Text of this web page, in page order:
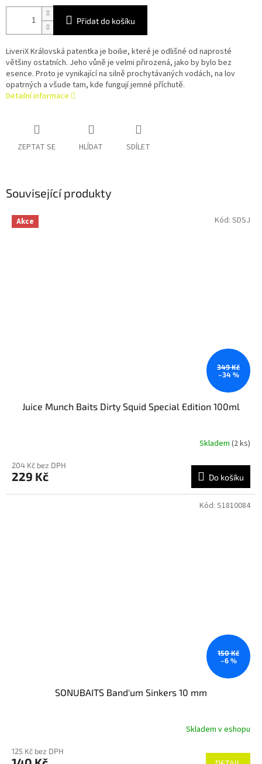
Přidat do košíku
LiveriX Královská patentka je boilie, které je odlišné od naprosté
většiny ostatních. Jeho vůně je velmi přirozená, jako by bylo bez
esence. Proto je vynikající na silně prochytávaných vodách, na lov
opatrných a všude tam, kde fungují jemné příchutě.
Detailní informace
ZEPTAT SE HLÍDAT SDÍLET
Související produkty
Akce
349 Kč
–34 %
Juice Munch Baits Dirty Squid Special Edition 100ml
Skladem (2 ks)
204 Kč bez DPH
229 Kč Do košíku
Kód: SDSJ
150 Kč
–6 %
SONUBAITS Band'um Sinkers 10 mm
Skladem v eshopu
125 Kč bez DPH
Kód: S1810084